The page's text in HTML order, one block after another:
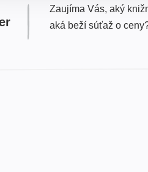
Zaujíma Vás, aký
aká beží súťaž o